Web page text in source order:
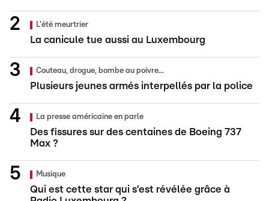
L'été meurtrier
La canicule tue aussi au Luxembourg
Couteau, drogue, bombe au poivre...
Plusieurs jeunes armés interpellés par la police
La presse américaine en parle
Des fissures sur des centaines de Boeing 737
Max ?
Musique
Qui est cette star qui s’est révélée grâce à